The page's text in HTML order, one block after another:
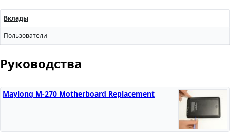
Вклады
Пользователи
Руководства
Maylong M-270 Motherboard Replacement